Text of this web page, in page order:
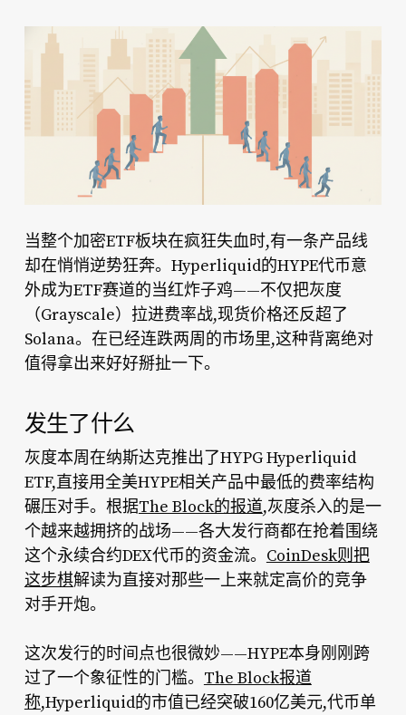
当整个加密ETF板块在疯狂失血时,有一条产品线
却在悄悄逆势狂奔。Hyperliquid的HYPE代币意
外成为ETF赛道的当红炸子鸡——不仅把灰度
（Grayscale）拉进费率战,现货价格还反超了
Solana。在已经连跌两周的市场里,这种背离绝对
值得拿出来好好掰扯一下。
发生了什么
灰度本周在纳斯达克推出了HYPG Hyperliquid
ETF,直接用全美HYPE相关产品中最低的费率结构
碾压对手。根据The Block的报道,灰度杀入的是一
个越来越拥挤的战场——各大发行商都在抢着围绕
这个永续合约DEX代币的资金流。 CoinDesk则把
这步棋解读为直接对那些一上来就定高价的竞争
对手开炮。
这次发行的时间点也很微妙——HYPE本身刚刚跨
过了一个象征性的门槛。 The Block报道
称,Hyperliquid的市值已经突破160亿美元,代币单